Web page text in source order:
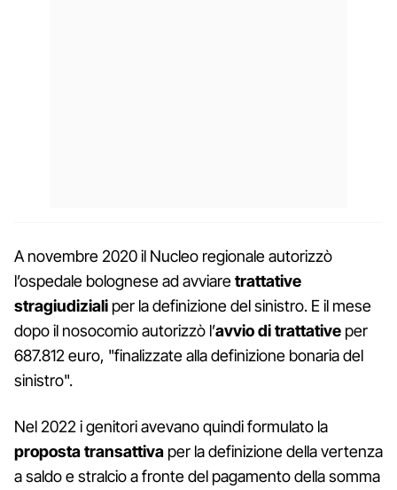
A novembre 2020 il Nucleo regionale autorizzò
l’ospedale bolognese ad avviaretrattative
stragiudiziali per la definizione del sinistro. E il mese
dopo il nosocomio autorizzò l’avvio di trattative per
687.812 euro, "finalizzate alla definizione bonaria del
sinistro".
Nel 2022 i genitori avevano quindi formulato la
proposta transattiva per la definizione della vertenza
a saldo e stralcio a fronte del pagamento della somma